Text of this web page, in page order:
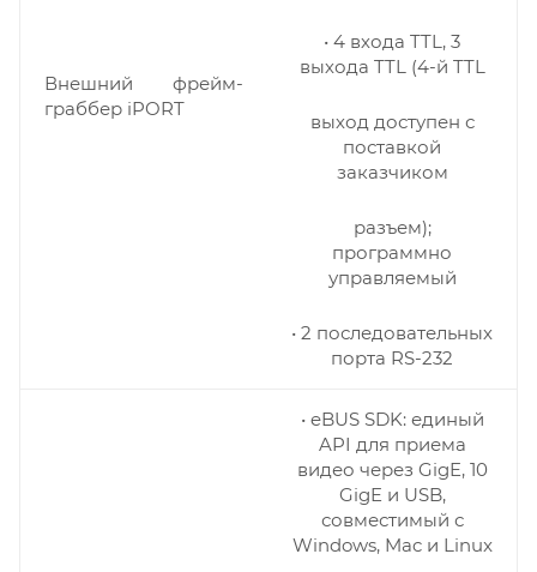
Внешний фрейм-
граббер iPORT
• 4 входа TTL, 3
выхода TTL (4-й TTL
выход доступен с
поставкой
заказчиком
разъем);
программно
управляемый
• 2 последовательных
порта RS-232
• eBUS SDK: единый
API для приема
видео через GigE, 10
GigE и USB,
совместимый с
Windows, Mac и Linux